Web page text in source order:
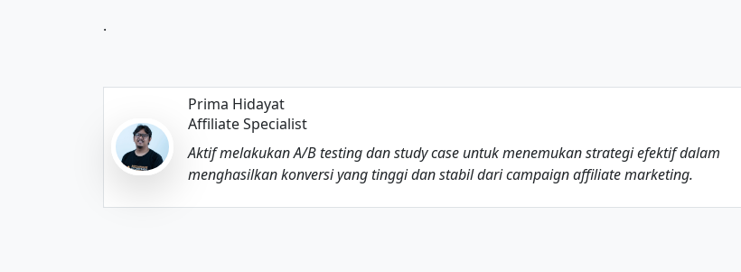
.
Prima Hidayat
Affiliate Specialist
Aktif melakukan A/B testing dan study case untuk menemukan strategi efektif dalam
menghasilkan konversi yang tinggi dan stabil dari campaign affiliate marketing.